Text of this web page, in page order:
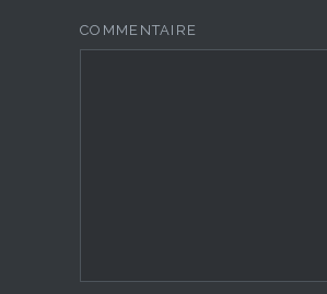
COMMENTAIRE